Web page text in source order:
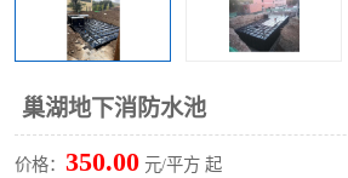
巢湖地下消防水池
价格： 350.00 元/平方 起